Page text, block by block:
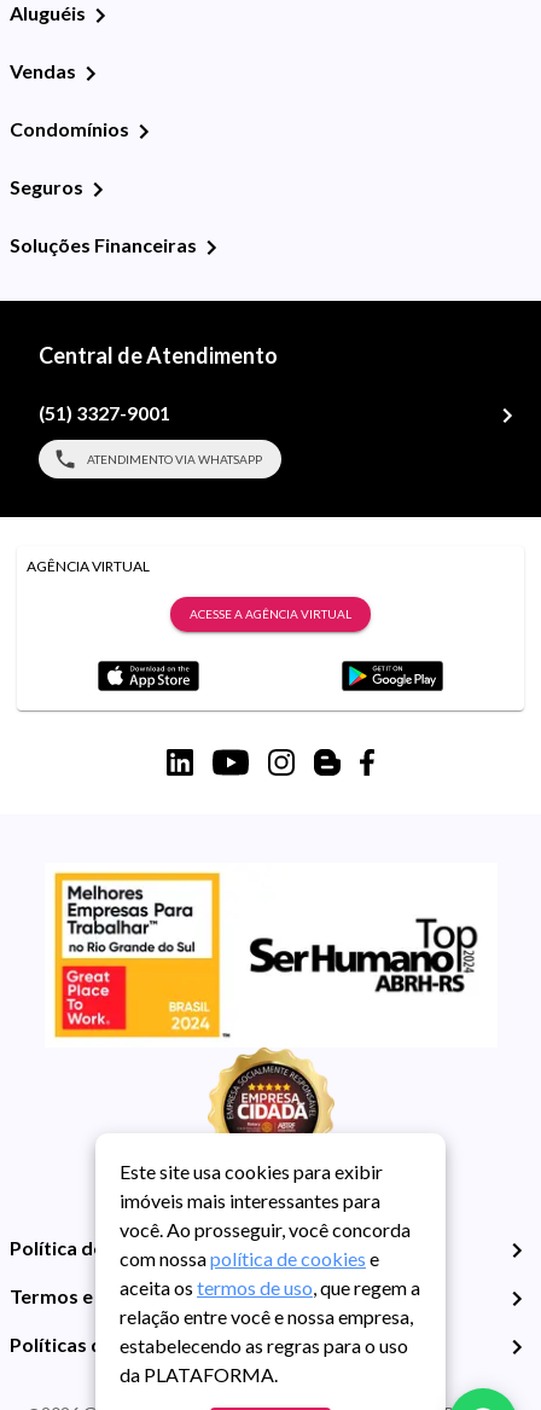
Aluguéis
Vendas
Condomínios
Seguros
Soluções Financeiras
Central de Atendimento
(51) 3327-9001
ATENDIMENTO VIA WHATSAPP
AGÊNCIA VIRTUAL
ACESSE A AGÊNCIA VIRTUAL
Política de Privacidade
Termos e Condições de Uso
Políticas de Cookies
Este site usa cookies para exibir
imóveis mais interessantes para
você. Ao prosseguir, você concorda
com nossapolítica de cookies e
aceita os termos de uso, que regem a
relação entre você e nossa empresa,
estabelecendo as regras para o uso
da PLATAFORMA.